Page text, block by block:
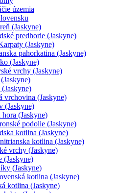
územia
(Jaskyne)
predhorie (Jaskyne)
(Jaskyne)
pahorkatina (Jaskyne)
(Jaskyne)
vrchy (Jaskyne)
vrchovina (Jaskyne)
(Jaskyne)
hora (Jaskyne)
podolie (Jaskyne)
kotlina (Jaskyne)
kotlina (Jaskyne)
vrchy (Jaskyne)
(Jaskyne)
(Jaskyne)
kotlina (Jaskyne)
kotlina (Jaskyne)